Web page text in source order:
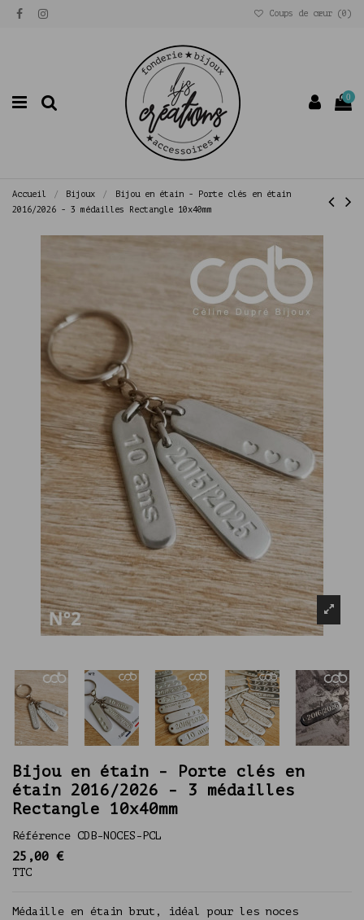
Coups de cœur (0)
0
Accueil Bijoux
Bijou en étain - Porte clés en étain
2016/2026 - 3 médailles Rectangle 10x40mm
Bijou en étain - Porte clés en
étain 2016/2026 - 3 médailles
Rectangle 10x40mm
Référence CDB-NOCES-PCL
25,00 €
TTC
Médaille en étain brut, idéal pour les noces